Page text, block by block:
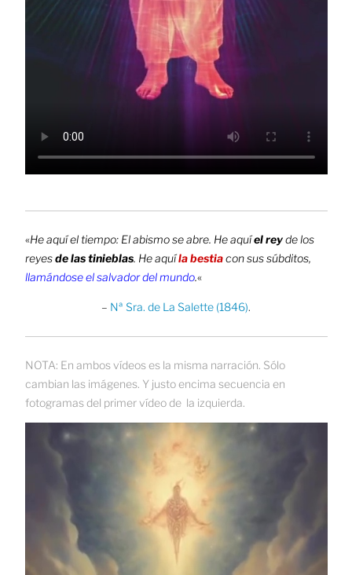
«He aquí el tiempo: El abismo se abre. He aquíel reyde los
reyesde las tinieblas. He aquíla bestiacon sus súbditos,
llamándose el salvador del mundo.«
– Nª Sra. de La Salette (1846).​
NOTA: En ambos vídeos es la misma narración. Sólo
cambian las imágenes. Y justo encima secuencia en
fotogramas del primer vídeo de la izquierda.